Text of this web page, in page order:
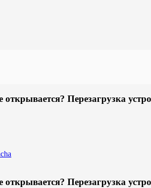
открывается? Перезагрузка
открывается? Перезагрузка